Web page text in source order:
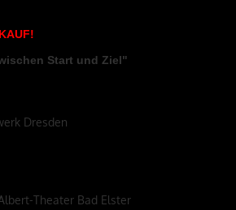
!
Start und Ziel"
Dresden
Theater Bad Elster